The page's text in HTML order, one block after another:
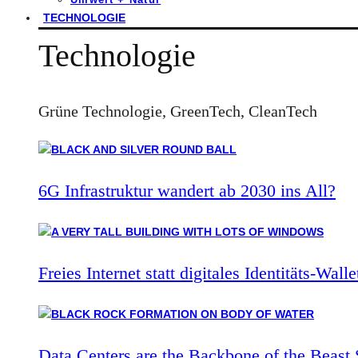
TECHNOLOGIE
Technologie
Grüne Technologie, GreenTech, CleanTech
6G Infrastruktur wandert ab 2030 ins All?
Freies Internet statt digitales Identitäts-